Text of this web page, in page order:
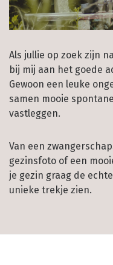
Als jullie op zoek zijn
bij mij aan het goede
Gewoon een leuke
samen mooie
vastleggen.
Van een
gezinsfoto of een
je gezin graag de
unieke trekje zien.